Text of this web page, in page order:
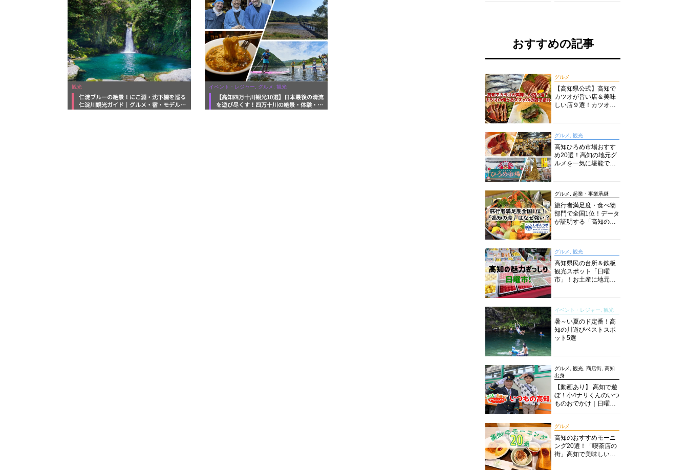
観光
仁淀ブルーの絶景！にこ淵・沈下橋を巡る
仁淀川観光ガイド｜グルメ・宿・モデルコ
イベント・レジャー, グルメ, 観光
【高知四万十川観光10選】日本最後の清流
を遊び尽くす！四万十川の絶景・体験・グ
おすすめの記事
グルメ
【高知県公式】高知で
カツオが旨い店＆美味
しい店９選！カツオの
グルメ, 観光
高知ひろめ市場おすす
め20選！高知の地元グ
ルメを一気に堪能でき
グルメ, 起業・事業承継
旅行者満足度・食べ物
部門で全国1位！データ
が証明する「高知の
グルメ, 観光
高知県民の台所＆鉄板
観光スポット「日曜
市」！お土産に地元野
説！
イベント・レジャー, 観光
暑～い夏のド定番！高
知の川遊びベストスポ
ット5選
グルメ, 観光, 商店街, 高知
出身
【動画あり】 高知で遊
ぼ！小4ナリくんのいつ
ものおでかけ｜日曜市
グルメ
高知のおすすめモーニ
ング20選！「喫茶店の
街」高知で美味しい喫